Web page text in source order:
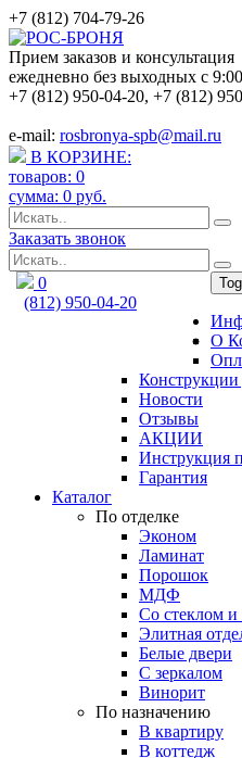
+7 (812) 704-79-26
Прием заказов и консультация
ежедневно без выходных с
+7 (812) 950-04-20, +7 (812)
e-mail: rosbronya-spb@mail.ru
В КОРЗИНЕ:
товаров: 0
сумма: 0 руб.
Заказать звонок
0
(812) 950-04-20
rosbronya-spb@mail.ru
О
Конструкции
Новости
Отзывы
АКЦИИ
Инструкция
Гарантия
Каталог
По отделке
Эконом
Ламинат
Порошок
МДФ
Со стеклом и
Элитная
Белые двери
С зеркалом
Винорит
По назначению
В квартиру
В коттедж